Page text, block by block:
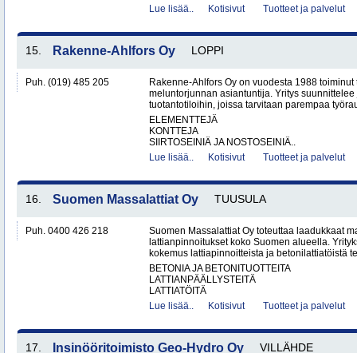
Lue lisää..
Kotisivut Tuotteet ja palvelut
15. Rakenne-Ahlfors Oy LOPPI
Puh. (019) 485 205
Rakenne-Ahlfors Oy on vuodesta 1988
meluntorjunnan asiantuntija. Yritys
tuotantotiloihin, joissa tarvitaan parempaa
ELEMENTTEJÄ
KONTTEJA
SIIRTOSEINIÄ JA NOSTOSEINIÄ..
Lue lisää..
Kotisivut Tuotteet ja palvelut
16. Suomen Massalattiat Oy TUUSULA
Puh. 0400 426 218
Suomen Massalattiat Oy toteuttaa laadukkaat
lattianpinnoitukset koko Suomen alueella.
kokemus lattiapinnoitteista ja betonilattiatöistä
BETONIA JA BETONITUOTTEITA
LATTIANPÄÄLLYSTEITÄ
LATTIATÖITÄ
Lue lisää..
Kotisivut Tuotteet ja palvelut
17. Insinööritoimisto Geo-Hydro Oy VILLÄHDE